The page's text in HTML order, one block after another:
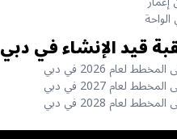
قيد الإنشاء في دبي
لعام 2026 في دبي
لعام 2027 في دبي
لعام 2028 في دبي